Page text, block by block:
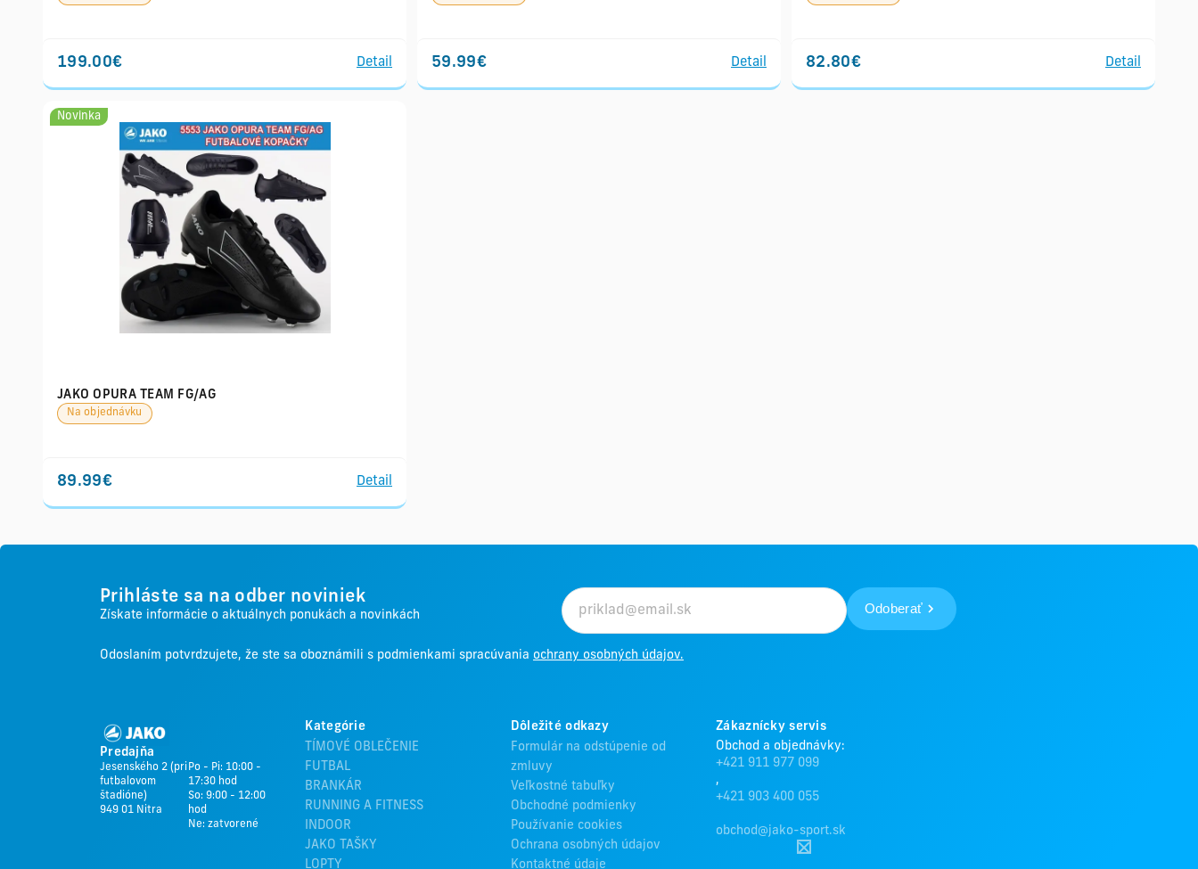
199.00€ Detail 59.99€ Detail 82.80€ Detail
Novinka
JAKO OPURA TEAM FG/AG
Na objednávku
89.99€ Detail
Prihláste sa na odber noviniek
Získate informácie o aktuálnych ponukách a novinkách Odoberať
Odoslaním potvrdzujete, že ste sa oboznámili s podmienkami spracúvania ochrany osobných údajov.
Predajňa
Jesenského 2 (pri
futbalovom
štadióne)
949 01 Nitra
Po - Pi: 10:00 -
17:30 hod
So: 9:00 - 12:00
hod
Ne: zatvorené
Kategórie
TÍMOVÉ OBLEČENIE
FUTBAL
BRANKÁR
RUNNING A FITNESS
INDOOR
JAKO TAŠKY
LOPTY
Dôležité odkazy
Formulár na odstúpenie od
zmluvy
Veľkostné tabuľky
Obchodné podmienky
Používanie cookies
Ochrana osobných údajov
Kontaktné údaje
Zákaznícky servis
Obchod a objednávky:
+421 911 977 099
,
+421 903 400 055
obchod@jako-sport.sk